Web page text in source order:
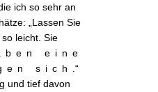
ich so sehr an
„Lassen Sie
leicht. Sie
eine
sich
.“
und tief davon